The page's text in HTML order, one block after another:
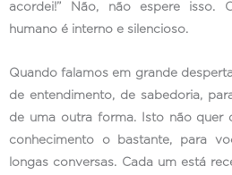
acordei!” Não, não espere isso.
humano é interno e silencioso.
Quando falamos em grande
de entendimento, de sabedoria,
de uma outra forma. Isto não quer
conhecimento o bastante, para
longas conversas. Cada um está